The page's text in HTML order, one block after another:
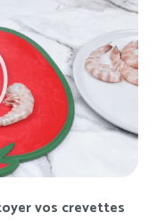
vos crevettes